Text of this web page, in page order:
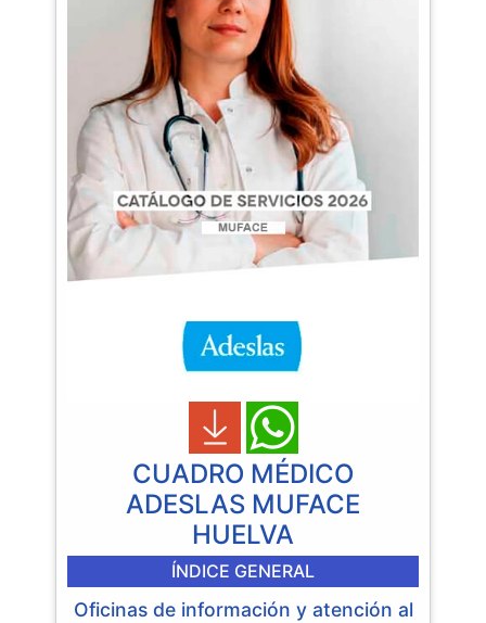
CUADRO MÉDICO
ADESLAS MUFACE
HUELVA
ÍNDICE GENERAL
Oficinas de información y atención al